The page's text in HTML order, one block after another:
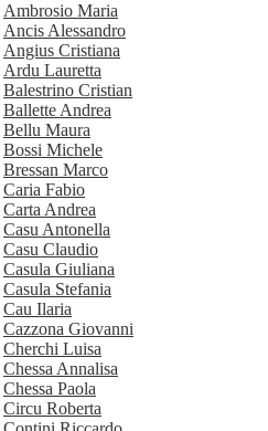
Ambrosio Maria
Ancis Alessandro
Angius Cristiana
Ardu Lauretta
Balestrino Cristian
Ballette Andrea
Bellu Maura
Bossi Michele
Bressan Marco
Caria Fabio
Carta Andrea
Casu Antonella
Casu Claudio
Casula Giuliana
Casula Stefania
Cau Ilaria
Cazzona Giovanni
Cherchi Luisa
Chessa Annalisa
Chessa Paola
Circu Roberta